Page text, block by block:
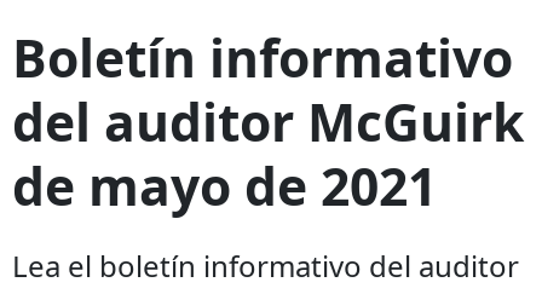
Boletín informativo
del auditor McGuirk
de mayo de 2021
Lea el boletín informativo del auditor